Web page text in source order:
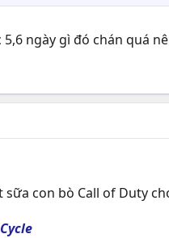
ngày gì đó chán quá
sữa con bò Call of Duty